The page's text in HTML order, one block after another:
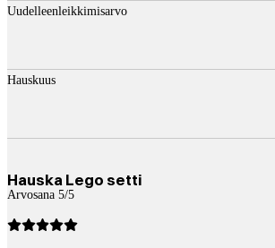
Uudelleenleikkimisarvo
Hauskuus
Hauska Lego setti
Arvosana 5/5